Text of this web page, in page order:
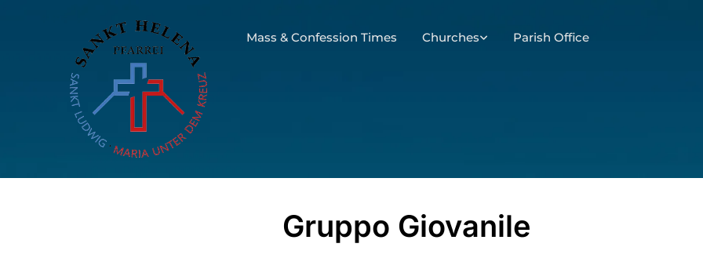
Mass & Confession Times Churches Parish Office
Gruppo Giovanile